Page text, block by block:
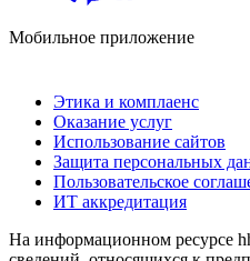
Мобильное приложение
Этика и комплаенс
Оказание услуг
Использование сайтов
Защита персональных
Пользовательское
ИТ аккредитация
На информационном ресурсе